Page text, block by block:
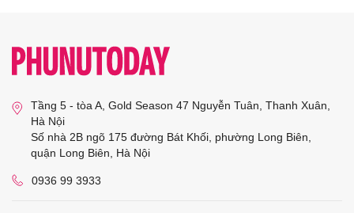
Tầng 5 - tòa A, Gold Season 47 Nguyễn Tuân, Thanh Xuân,
Hà Nội
Số nhà 2B ngõ 175 đường Bát Khối, phường Long Biên,
quận Long Biên, Hà Nội
0936 99 3933